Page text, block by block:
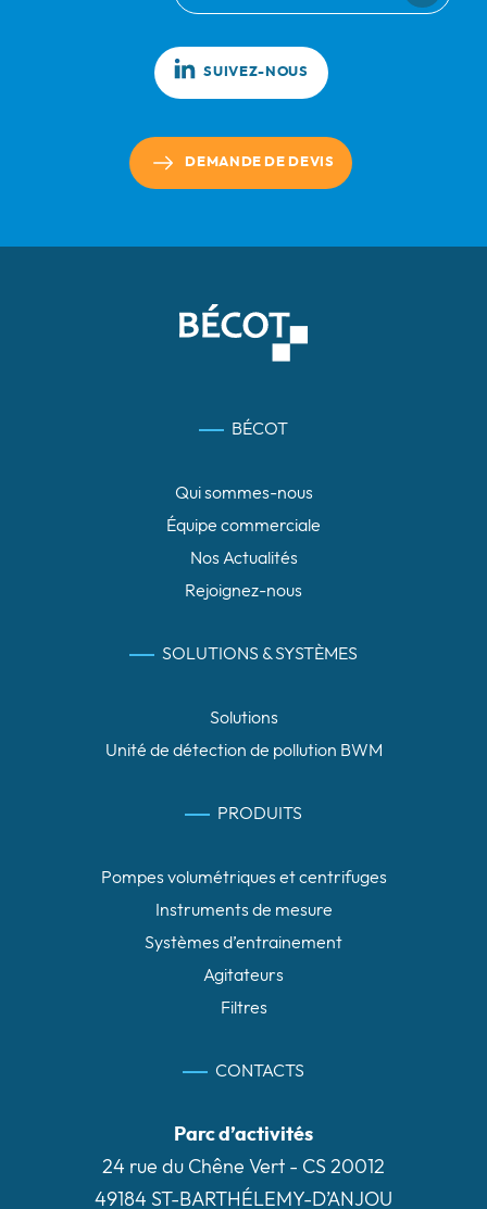
SUIVEZ-NOUS
DEMANDE DE DEVIS
BÉCOT
Qui sommes-nous
Équipe commerciale
Nos Actualités
Rejoignez-nous
SOLUTIONS & SYSTÈMES
Solutions
Unité de détection de pollution BWM
PRODUITS
Pompes volumétriques et centrifuges
Instruments de mesure
Systèmes d’entrainement
Agitateurs
Filtres
CONTACTS
Parc d’activités
24 rue du Chêne Vert - CS 20012
49184 ST-BARTHÉLEMY-D’ANJOU